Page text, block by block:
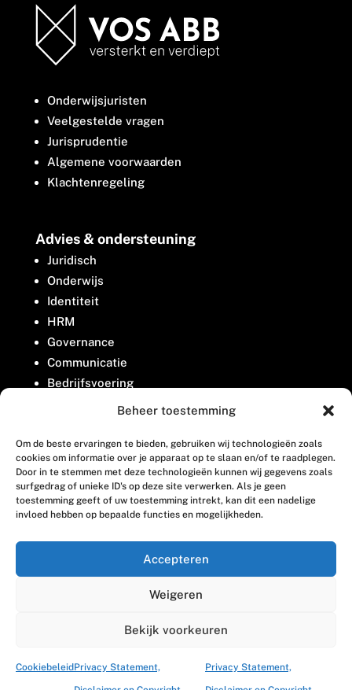
Beheer toestemming
Om de beste ervaringen te bieden, gebruiken wij technologieën zoals
cookies om informatie over je apparaat op te slaan en/of te raadplegen.
Door in te stemmen met deze technologieën kunnen wij gegevens zoals
surfgedrag of unieke ID's op deze site verwerken. Als je geen
toestemming geeft of uw toestemming intrekt, kan dit een nadelige
invloed hebben op bepaalde functies en mogelijkheden.
Accepteren
Weigeren
Bekijk voorkeuren
CookiebeleidPrivacy Statement, Privacy Statement,
Onderwijsjuristen
Veelgestelde vragen
Jurisprudentie
Algemene voorwaarden
Klachtenregeling
Advies & ondersteuning
Juridisch
Onderwijs
Identiteit
HRM
Governance
Communicatie
Bedrijfsvoering
Belangenbehartiging
Contact
Houttuinlaan 8
3447 GM Woerden